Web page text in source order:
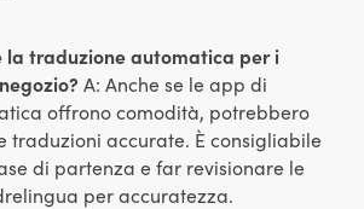
la traduzione automatica per i
A: Anche se le app di
offrono comodità, potrebbero
traduzioni accurate. È consigliabile
di partenza e far revisionare le
per accuratezza.